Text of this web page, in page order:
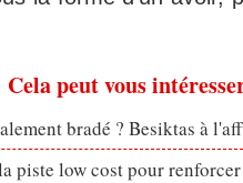
Cela peut vous
bradé ? Besiktas à
piste low cost pour